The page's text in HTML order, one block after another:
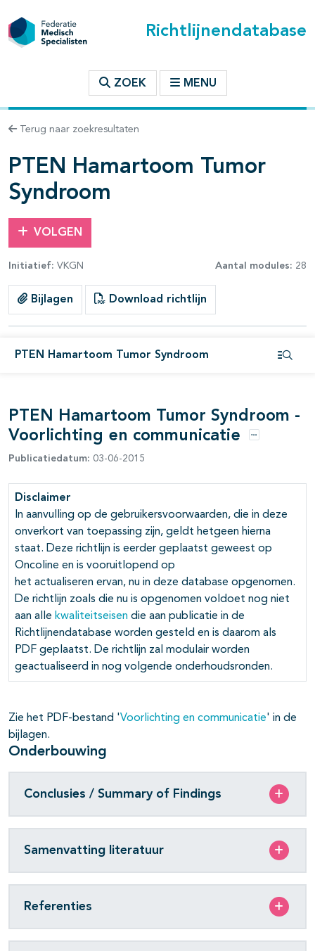
Richtlijnendatabase
ZOEK MENU
Terug naar zoekresultaten
PTEN Hamartoom Tumor
Syndroom
VOLGEN
Initiatief: VKGN Aantal modules: 28
Bijlagen Download richtlijn
PTEN Hamartoom Tumor Syndroom
binnen deze richtlijn
open- en dichtklappen
open- en dichtklappen
open- en dichtklappen
open- en dichtklappen
PTEN Hamartoom Tumor Syndroom -
Voorlichting en communicatie
Opties
Publicatiedatum: 03-06-2015
Disclaimer
In aanvulling op de gebruikersvoorwaarden, die in deze
onverkort van toepassing zijn, geldt hetgeen hierna
staat. Deze richtlijn is eerder geplaatst geweest op
Oncoline en is vooruitlopend op
het actualiseren ervan, nu in deze database opgenomen.
De richtlijn zoals die nu is opgenomen voldoet nog niet
aan alle kwaliteitseisen die aan publicatie in de
Richtlijnendatabase worden gesteld en is daarom als
PDF geplaatst. De richtlijn zal modulair worden
geactualiseerd in nog volgende onderhoudsronden.
Zie het PDF-bestand 'Voorlichting en communicatie' in de
bijlagen.
Onderbouwing
Conclusies / Summary of Findings
Samenvatting literatuur
Referenties